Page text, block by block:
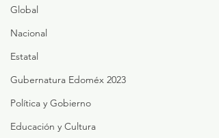
Global
Nacional
Estatal
Gubernatura Edoméx 2023
Política y Gobierno
Educación y Cultura